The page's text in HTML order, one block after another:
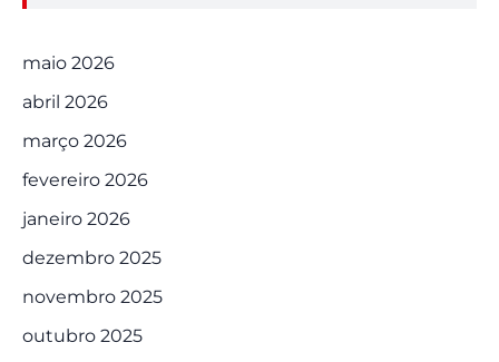
maio 2026
abril 2026
março 2026
fevereiro 2026
janeiro 2026
dezembro 2025
novembro 2025
outubro 2025